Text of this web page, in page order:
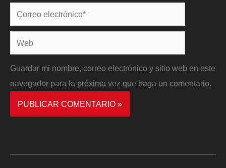
Correo
electrónico*
Web
Guardar mi nombre, correo electrónico y sitio web en este
navegador para la próxima vez que haga un comentario.